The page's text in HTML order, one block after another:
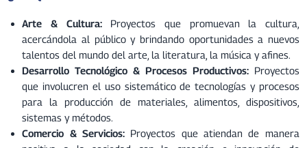
Arte & Cultura: Proyectos que promuevan la cultura,
acercándola al público y brindando oportunidades a nuevos
talentos del mundo del arte, la literatura, la música y afines.
Desarrollo Tecnológico & Procesos Productivos: Proyectos
que involucren el uso sistemático de tecnologías y procesos
para la producción de materiales, alimentos, dispositivos,
sistemas y métodos.
Comercio & Servicios: Proyectos que atiendan de manera